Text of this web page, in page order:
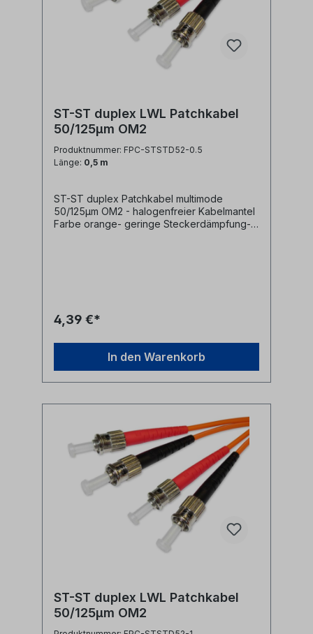
ST-ST duplex LWL Patchkabel
50/125µm OM2
Produktnummer: FPC-STSTD52-0.5
Länge: 0,5 m
ST-ST duplex Patchkabel multimode
50/125µm OM2 - halogenfreier Kabelmantel
Farbe orange- geringe Steckerdämpfung-
4,39 €*
In den Warenkorb
ST-ST duplex LWL Patchkabel
50/125µm OM2